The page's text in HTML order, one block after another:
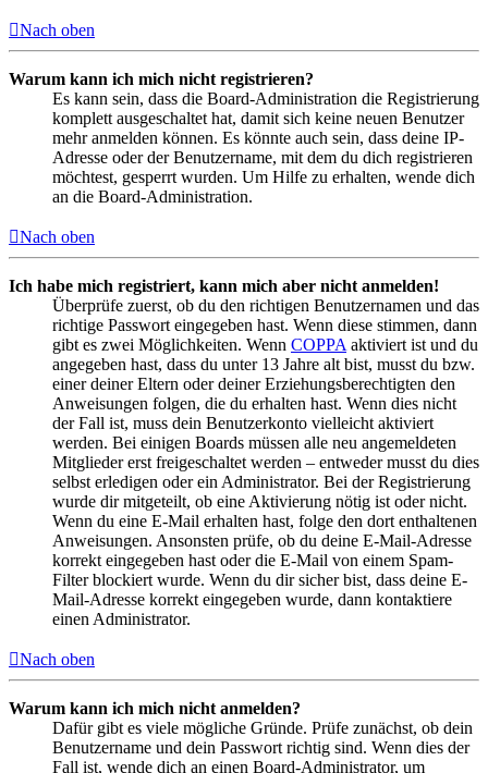
Nach oben
Warum kann ich mich nicht registrieren?
Es kann sein, dass die Board-Administration die Registrierung
komplett ausgeschaltet hat, damit sich keine neuen Benutzer
mehr anmelden können. Es könnte auch sein, dass deine IP-
Adresse oder der Benutzername, mit dem du dich registrieren
möchtest, gesperrt wurden. Um Hilfe zu erhalten, wende dich
an die Board-Administration.
Nach oben
Ich habe mich registriert, kann mich aber nicht anmelden!
Überprüfe zuerst, ob du den richtigen Benutzernamen und das
richtige Passwort eingegeben hast. Wenn diese stimmen, dann
gibt es zwei Möglichkeiten. Wenn COPPA aktiviert ist und du
angegeben hast, dass du unter 13 Jahre alt bist, musst du bzw.
einer deiner Eltern oder deiner Erziehungsberechtigten den
Anweisungen folgen, die du erhalten hast. Wenn dies nicht
der Fall ist, muss dein Benutzerkonto vielleicht aktiviert
werden. Bei einigen Boards müssen alle neu angemeldeten
Mitglieder erst freigeschaltet werden – entweder musst du dies
selbst erledigen oder ein Administrator. Bei der Registrierung
wurde dir mitgeteilt, ob eine Aktivierung nötig ist oder nicht.
Wenn du eine E-Mail erhalten hast, folge den dort enthaltenen
Anweisungen. Ansonsten prüfe, ob du deine E-Mail-Adresse
korrekt eingegeben hast oder die E-Mail von einem Spam-
Filter blockiert wurde. Wenn du dir sicher bist, dass deine E-
Mail-Adresse korrekt eingegeben wurde, dann kontaktiere
einen Administrator.
Nach oben
Warum kann ich mich nicht anmelden?
Dafür gibt es viele mögliche Gründe. Prüfe zunächst, ob dein
Benutzername und dein Passwort richtig sind. Wenn dies der
Fall ist, wende dich an einen Board-Administrator, um